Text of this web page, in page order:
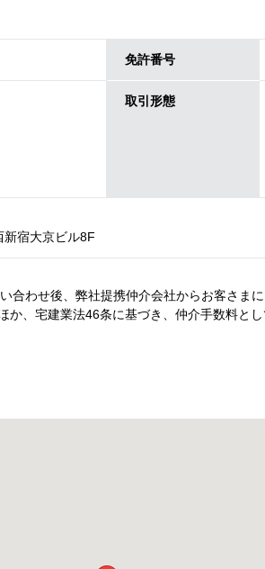
免許番号
取引形態
宿大京ビル8F
合わせ後、弊社提携仲介会社からお客さま
か、宅建業法46条に基づき、仲介手数料と